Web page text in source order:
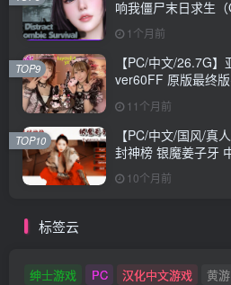
响我僵尸末日求生
Zombie Survival）
+10.40G
1个月前
【PC/中文/26.7G
ver60FF 原版最终
11个月前
TOP9
【PC/中文/国风/真
封神榜 银魔姜子牙
+62.02G
10个月前
TOP10
标签云
绅士游戏 PC 汉化中文游戏 黄游